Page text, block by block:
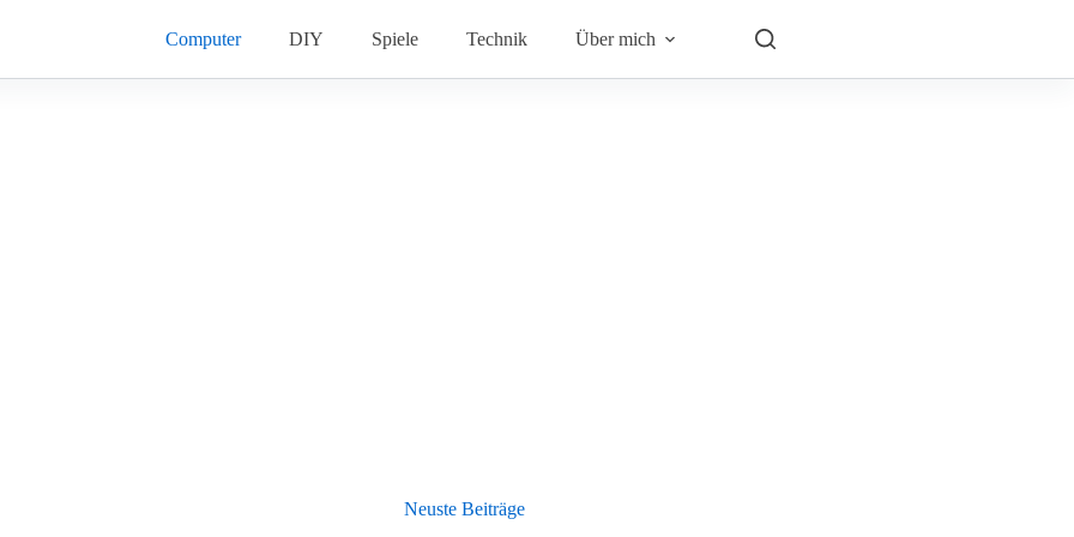
Computer DIY Spiele Technik Über mich
Neuste Beiträge